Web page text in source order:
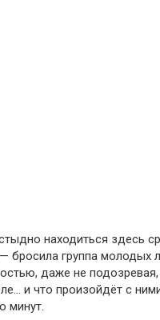
находиться здесь
бросила группа молодых
даже не
и что произойдёт с
минут.